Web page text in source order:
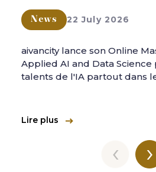
News 22 July 2026
aivancity lance son Online
Applied AI and Data
talents de l'IA partout dans
Lire plus
‹ ›